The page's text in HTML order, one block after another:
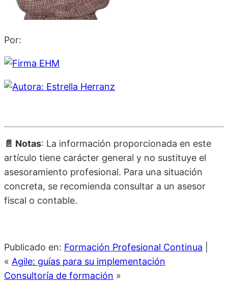
Por:
📄 Notas: La información proporcionada en este
artículo tiene carácter general y no sustituye el
asesoramiento profesional. Para una situación
concreta, se recomienda consultar a un asesor
fiscal o contable.
Publicado en: Formación Profesional Continua
« Agile: guías para su implementación
Consultoría de formación »